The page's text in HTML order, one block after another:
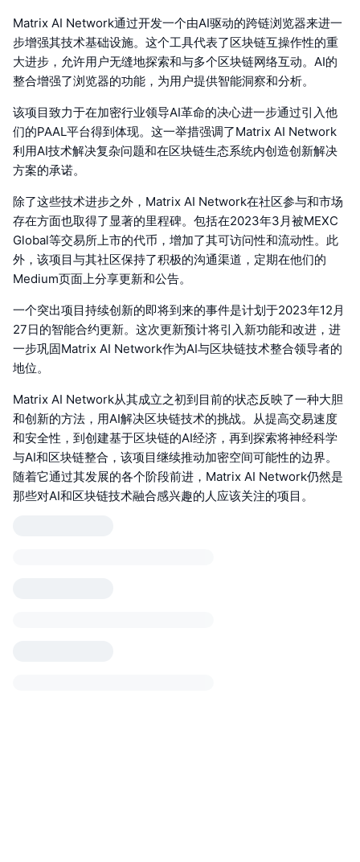
Matrix AI Network通过开发一个由AI驱动的跨链浏览器来进一
步增强其技术基础设施。这个工具代表了区块链互操作性的重
大进步，允许用户无缝地探索和与多个区块链网络互动。AI的
整合增强了浏览器的功能，为用户提供智能洞察和分析。
该项目致力于在加密行业领导AI革命的决心进一步通过引入他
们的PAAL平台得到体现。这一举措强调了Matrix AI Network
利用AI技术解决复杂问题和在区块链生态系统内创造创新解决
方案的承诺。
除了这些技术进步之外，Matrix AI Network在社区参与和市场
存在方面也取得了显著的里程碑。包括在2023年3月被MEXC
Global等交易所上市的代币，增加了其可访问性和流动性。此
外，该项目与其社区保持了积极的沟通渠道，定期在他们的
Medium页面上分享更新和公告。
一个突出项目持续创新的即将到来的事件是计划于2023年12月
27日的智能合约更新。这次更新预计将引入新功能和改进，进
一步巩固Matrix AI Network作为AI与区块链技术整合领导者的
地位。
Matrix AI Network从其成立之初到目前的状态反映了一种大胆
和创新的方法，用AI解决区块链技术的挑战。从提高交易速度
和安全性，到创建基于区块链的AI经济，再到探索将神经科学
与AI和区块链整合，该项目继续推动加密空间可能性的边界。
随着它通过其发展的各个阶段前进，Matrix AI Network仍然是
那些对AI和区块链技术融合感兴趣的人应该关注的项目。